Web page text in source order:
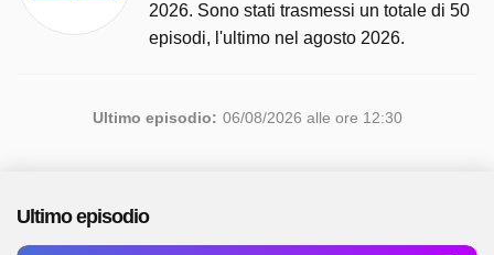
2026. Sono stati trasmessi un totale di 50
episodi, l'ultimo nel agosto 2026.
Ultimo episodio: 06/08/2026 alle ore 12:30
Ultimo episodio